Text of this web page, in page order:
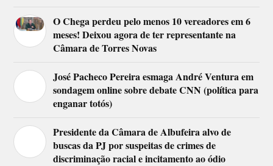
O Chega perdeu pelo menos 10 vereadores em 6
meses! Deixou agora de ter representante na
Câmara de Torres Novas
José Pacheco Pereira esmaga André Ventura em
sondagem online sobre debate CNN (política para
enganar totós)
Presidente da Câmara de Albufeira alvo de
buscas da PJ por suspeitas de crimes de
discriminação racial e incitamento ao ódio